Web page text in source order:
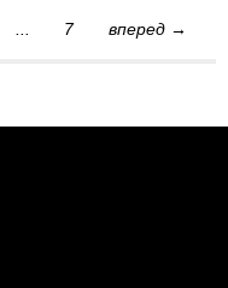
7 вперед →